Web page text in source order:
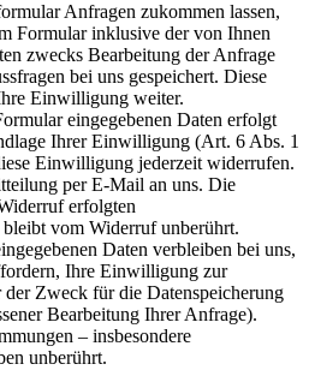
Anfragen zukommen lassen,
Formular inklusive der von Ihnen
zwecks Bearbeitung der Anfrage
bei uns gespeichert. Diese
Einwilligung weiter.
eingegebenen Daten erfolgt
Ihrer Einwilligung (Art. 6 Abs. 1
Einwilligung jederzeit widerrufen.
per E-Mail an uns. Die
erfolgten
vom Widerruf unberührt.
Daten verbleiben bei uns,
Ihre Einwilligung zur
Zweck für die Datenspeicherung
Bearbeitung Ihrer Anfrage).
– insbesondere
unberührt.